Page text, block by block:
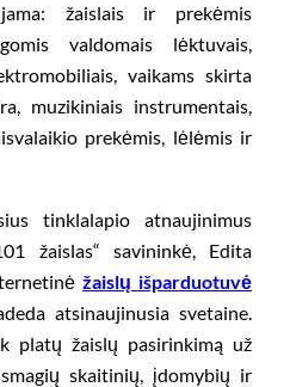
žaislais ir prekėmis
valdomais lėktuvais,
vaikams skirta
muzikiniais instrumentais,
prekėmis, lėlėmis ir
tinklalapio atnaujinimus
žaislas“ savininkė, Edita
žaislų išparduotuvė
atsinaujinusia svetaine.
platų žaislų pasirinkimą už
skaitinių, įdomybių ir